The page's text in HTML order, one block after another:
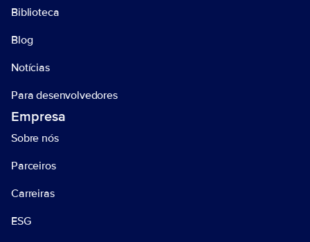
Biblioteca
Blog
Notícias
Para desenvolvedores
Empresa
Sobre nós
Parceiros
Carreiras
ESG